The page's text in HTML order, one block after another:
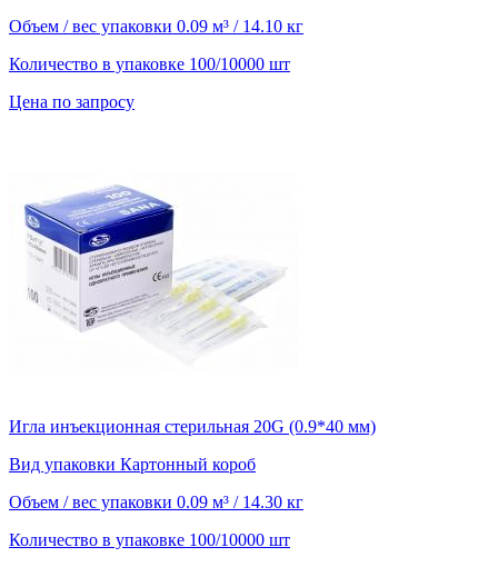
Объем / вес упаковки 0.09 м³ / 14.10 кг
Количество в упаковке 100/10000 шт
Цена по запросу
Игла инъекционная стерильная 20G (0.9*40 мм)
Вид упаковки Картонный короб
Объем / вес упаковки 0.09 м³ / 14.30 кг
Количество в упаковке 100/10000 шт